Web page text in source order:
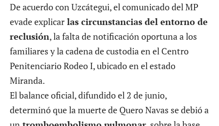
De acuerdo con Uzcátegui, el comunicado del MP
evade explicar las circunstancias del entorno de
reclusión, la falta de notificación oportuna a los
familiares y la cadena de custodia en el Centro
Penitenciario Rodeo I, ubicado en el estado
Miranda.
El balance oficial, difundido el 2 de junio,
determinó que la muerte de Quero Navas se debió a